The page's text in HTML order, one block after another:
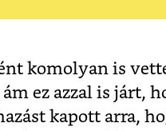
komolyan is
ez azzal is járt,
kapott arra,